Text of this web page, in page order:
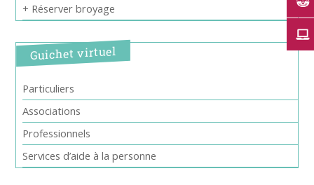
+ Réserver broyage
Guichet virtuel
Particuliers
Associations
Professionnels
Services d’aide à la personne